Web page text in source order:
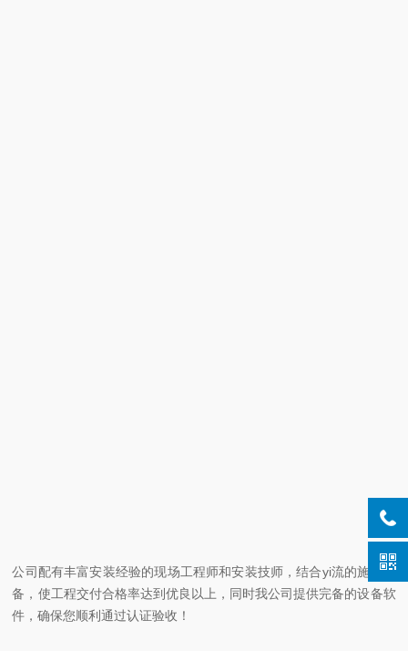
公司配有丰富安装经验的现场工程师和安装技师，结合yi流的施工设
备，使工程交付合格率达到优良以上，同时我公司提供完备的设备软
件，确保您顺利通过认证验收！